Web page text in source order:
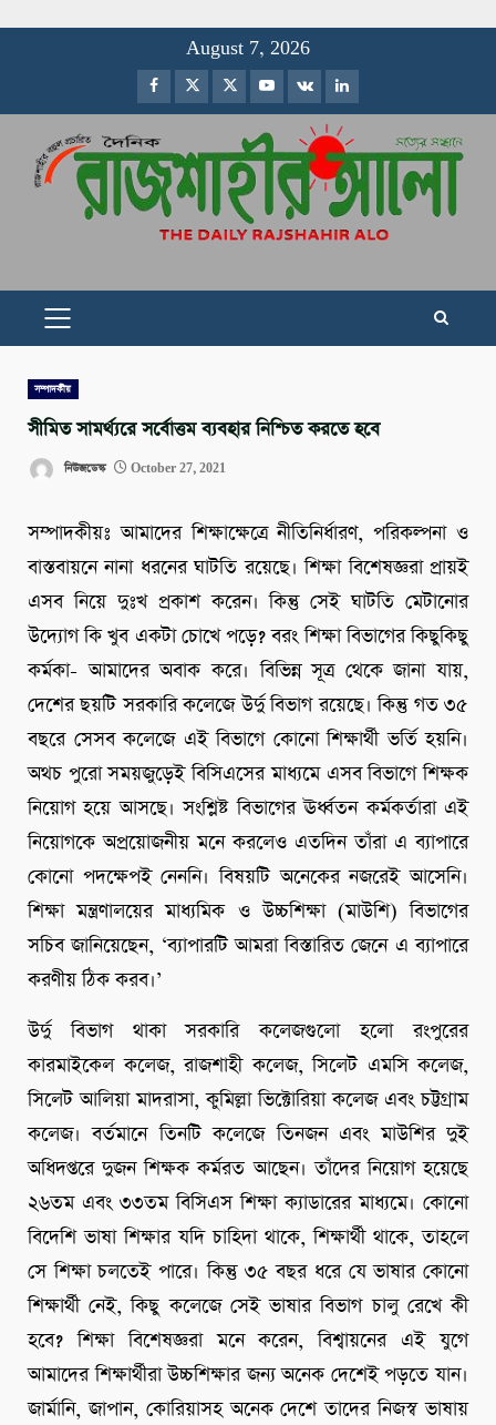
August 7, 2026
Facebook
TwitterInstagram
Youtube
VK LinkedIn
PRIMARY
সম্পাদকীয়
সীমিত সামর্থ্যরে সর্বোত্তম ব্যবহার নিশ্চিত করতে হবে
নিউজডেস্ক October 27, 2021
সম্পাদকীয়ঃ আমাদের শিক্ষাক্ষেত্রে নীতিনির্ধারণ, পরিকল্পনা ও
বাস্তবায়নে নানা ধরনের ঘাটতি রয়েছে। শিক্ষা বিশেষজ্ঞরা প্রায়ই
এসব নিয়ে দুঃখ প্রকাশ করেন। কিন্তু সেই ঘাটতি মেটানোর
উদ্যোগ কি খুব একটা চোখে পড়ে? বরং শিক্ষা বিভাগের কিছুকিছু
কর্মকা- আমাদের অবাক করে। বিভিন্ন সূত্র থেকে জানা যায়,
দেশের ছয়টি সরকারি কলেজে উর্দু বিভাগ রয়েছে। কিন্তু গত ৩৫
বছরে সেসব কলেজে এই বিভাগে কোনো শিক্ষার্থী ভর্তি হয়নি।
অথচ পুরো সময়জুড়েই বিসিএসের মাধ্যমে এসব বিভাগে শিক্ষক
নিয়োগ হয়ে আসছে। সংশ্লিষ্ট বিভাগের ঊর্ধ্বতন কর্মকর্তারা এই
নিয়োগকে অপ্রয়োজনীয় মনে করলেও এতদিন তাঁরা এ ব্যাপারে
কোনো পদক্ষেপই নেননি। বিষয়টি অনেকের নজরেই আসেনি।
শিক্ষা মন্ত্রণালয়ের মাধ্যমিক ও উচ্চশিক্ষা (মাউশি) বিভাগের
সচিব জানিয়েছেন, ‘ব্যাপারটি আমরা বিস্তারিত জেনে এ ব্যাপারে
করণীয় ঠিক করব।’
উর্দু বিভাগ থাকা সরকারি কলেজগুলো হলো রংপুরের
কারমাইকেল কলেজ, রাজশাহী কলেজ, সিলেট এমসি কলেজ,
সিলেট আলিয়া মাদরাসা, কুমিল্লা ভিক্টোরিয়া কলেজ এবং চট্টগ্রাম
কলেজ। বর্তমানে তিনটি কলেজে তিনজন এবং মাউশির দুই
অধিদপ্তরে দুজন শিক্ষক কর্মরত আছেন। তাঁদের নিয়োগ হয়েছে
২৬তম এবং ৩৩তম বিসিএস শিক্ষা ক্যাডারের মাধ্যমে। কোনো
বিদেশি ভাষা শিক্ষার যদি চাহিদা থাকে, শিক্ষার্থী থাকে, তাহলে
সে শিক্ষা চলতেই পারে। কিন্তু ৩৫ বছর ধরে যে ভাষার কোনো
শিক্ষার্থী নেই, কিছু কলেজে সেই ভাষার বিভাগ চালু রেখে কী
হবে? শিক্ষা বিশেষজ্ঞরা মনে করেন, বিশ্বায়নের এই যুগে
আমাদের শিক্ষার্থীরা উচ্চশিক্ষার জন্য অনেক দেশেই পড়তে যান।
জার্মানি, জাপান, কোরিয়াসহ অনেক দেশে তাদের নিজস্ব ভাষায়